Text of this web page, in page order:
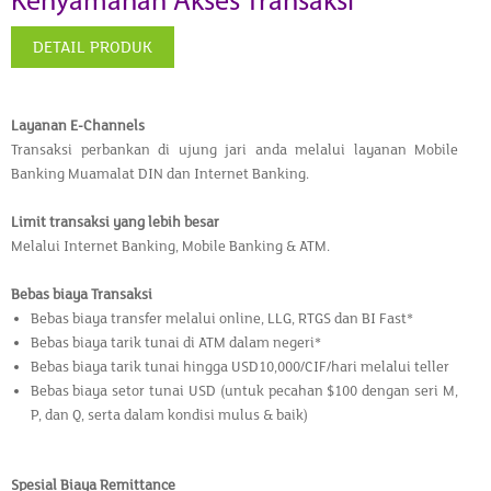
DETAIL PRODUK
Layanan E-Channels
Transaksi perbankan di ujung jari anda melalui layanan Mobile
Banking Muamalat DIN dan Internet Banking.
Limit transaksi yang lebih besar
Melalui Internet Banking, Mobile Banking & ATM.
Bebas biaya Transaksi
Bebas biaya transfer melalui online, LLG, RTGS dan BI Fast*
Bebas biaya tarik tunai di ATM dalam negeri*
Bebas biaya tarik tunai hingga USD10,000/CIF/hari melalui teller
Bebas biaya setor tunai USD (untuk pecahan $100 dengan seri M,
P, dan Q, serta dalam kondisi mulus & baik)
Spesial Biaya Remittance